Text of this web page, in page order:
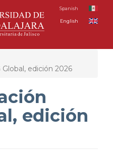
Spanish
English
edición 2026
edición